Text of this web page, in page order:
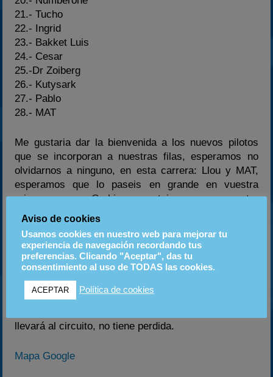
21.- Tucho
22.- Ingrid
23.- Bakket Luis
24.- Cesar
25.-Dr Zoiberg
26.- Kutysark
27.- Pablo
28.- MAT
Me gustaria dar la bienvenida a los nuevos pilotos
que se incorporan a nuestras filas, esperamos no
olvidarnos a ninguno, en esta carrera: Llou y MAT,
esperamos que lo paseis en grande en vuestra
primera carrera Crakiana y esteis como en vuestra
casa, Bienvenidos !!!
Como Llegar
Para llegar al circuito, es muy fácil, desde Zaragoza,
carretera Castellón dirección hacia alcañiz. Una vez
estamos aproximandonos a Alcañiz, y justo antes del
llevará al circuito, no tiene perdida.
Mapa Google
Aviso de cookies
Usamos cookies en nuestro web para mejorar tu
experiencia de navegación recordando tus
preferencias. Clicando "Aceptar", das tu
consentimiento al uso de TODAS las cookies.
ACEPTAR Política de cookies